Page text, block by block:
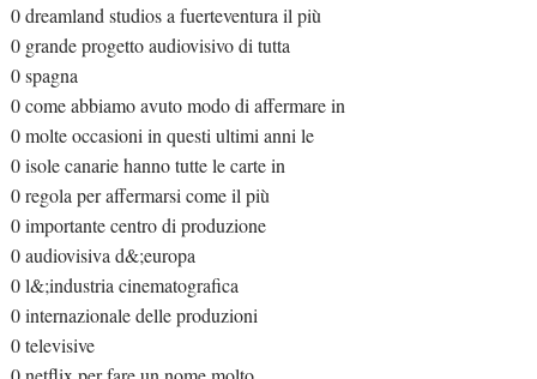
0 dreamland studios a fuerteventura il più
0 grande progetto audiovisivo di tutta
0 spagna
0 come abbiamo avuto modo di affermare in
0 molte occasioni in questi ultimi anni le
0 isole canarie hanno tutte le carte in
0 regola per affermarsi come il più
0 importante centro di produzione
0 audiovisiva d&;europa
0 l&;industria cinematografica
0 internazionale delle produzioni
0 televisive